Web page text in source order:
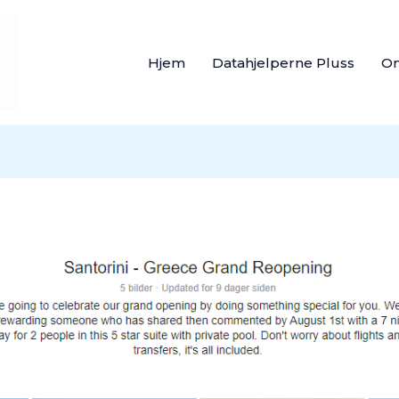
Hjem Datahjelperne Pluss